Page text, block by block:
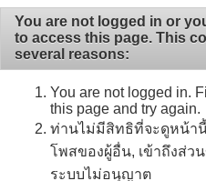
You are not logged in or
to access this page. This
several reasons:
You are not logged in.
this page and try again.
ท่านไม่มีสิทธิที่จะดูหน้า
โพสของผู้อื่น, เข้าถึงส่ว
ระบบไม่อนุญาต